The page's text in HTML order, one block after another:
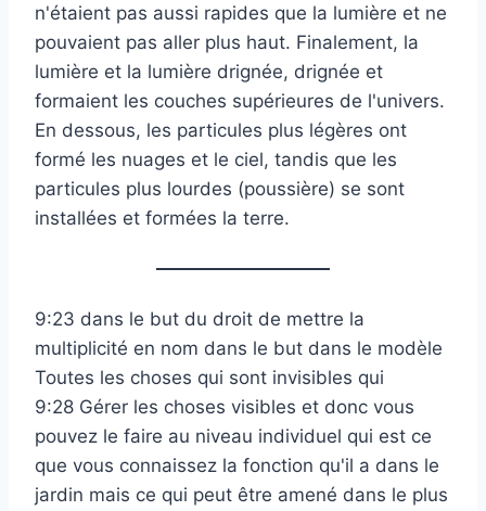
n'étaient pas aussi rapides que la lumière et ne
pouvaient pas aller plus haut. Finalement, la
lumière et la lumière drignée, drignée et
formaient les couches supérieures de l'univers.
En dessous, les particules plus légères ont
formé les nuages ​​et le ciel, tandis que les
particules plus lourdes (poussière) se sont
installées et formées la terre.
9:23 dans le but du droit de mettre la
multiplicité en nom dans le but dans le modèle
Toutes les choses qui sont invisibles qui
9:28 Gérer les choses visibles et donc vous
pouvez le faire au niveau individuel qui est ce
que vous connaissez la fonction qu'il a dans le
jardin mais ce qui peut être amené dans le plus